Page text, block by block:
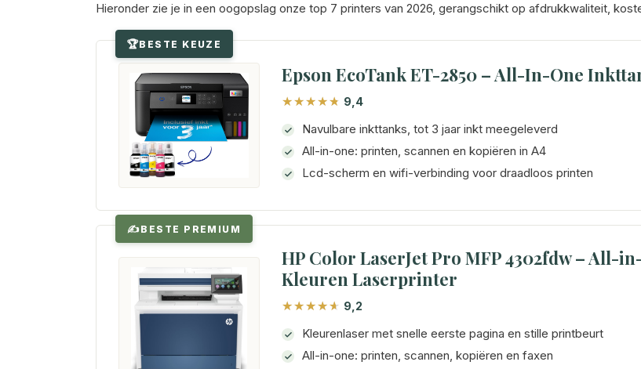
Hieronder zie je in een oogopslag onze top 7 printers van 2026, gerangschikt op afdrukkwaliteit,
BESTE KEUZE
Epson EcoTank ET-2850 – All-In-One
9,4
Navulbare inkttanks, tot 3 jaar inkt meegeleverd
All-in-one: printen, scannen en kopiëren in A4
Lcd-scherm en wifi-verbinding voor draadloos printen
BESTE PREMIUM
HP Color LaserJet Pro MFP 4302fdw – All-
Kleuren Laserprinter
9,2
Kleurenlaser met snelle eerste pagina en stille printbeurt
All-in-one: printen, scannen, kopiëren en faxen